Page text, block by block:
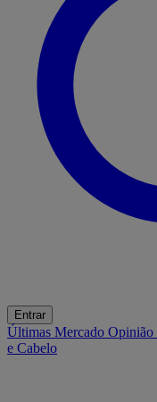
Entrar
Últimas Mercado Opinião
e Cabelo